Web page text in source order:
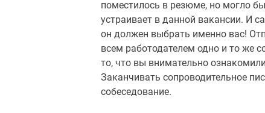
поместилось в резюме, но могло
устраивает в данной вакансии. И
он должен выбрать именно вас!
всем работодателем одно и то же
то, что вы внимательно
Заканчивать сопроводительное
собеседование.